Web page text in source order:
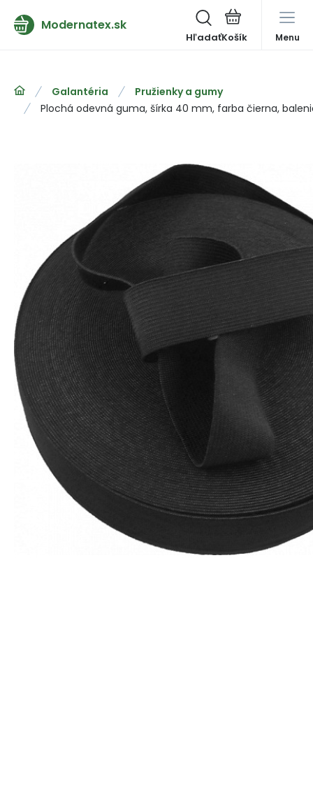
Modernatex.sk
Hľadať Menu
Galantéria
Pružienky a gumy
Plochá odevná guma, šírka 40 mm, farba čierna,